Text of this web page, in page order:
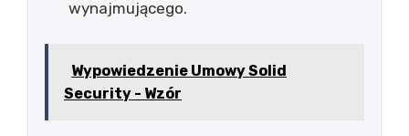
wynajmującego.
Wypowiedzenie Umowy Solid
Security - Wzór